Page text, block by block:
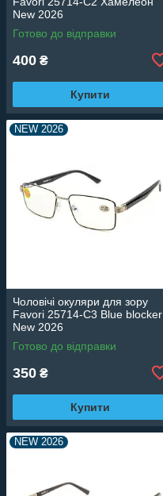
New 2026
Готово до відправки
400 ₴
Купити
NEW 2026
Чоловічі окуляри для зору
Favori 25714-C3 Blue blocker
New 2026
Готово до відправки
350 ₴
Купити
NEW 2026